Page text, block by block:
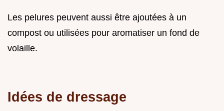
Les pelures peuvent aussi être ajoutées à un
compost ou utilisées pour aromatiser un fond de
volaille.
Idées de dressage